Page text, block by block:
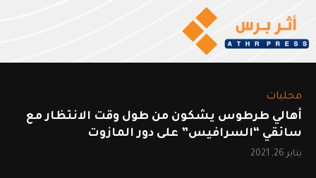
محليات
أهالي طرطوس يشكون من طول وقت الانتظار مع
سائقي “السرافيس” على دور المازوت
يناير 26, 2021